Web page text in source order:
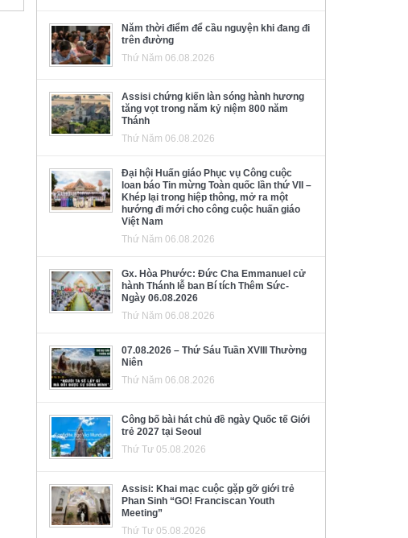
Năm thời điểm để cầu nguyện khi đang đi
trên đường
Thứ Năm 06.08.2026
Assisi chứng kiến làn sóng hành hương
tăng vọt trong năm kỷ niệm 800 năm
Thánh
Thứ Năm 06.08.2026
Đại hội Huấn giáo Phục vụ Công cuộc
loan báo Tin mừng Toàn quốc lần thứ VII –
Khép lại trong hiệp thông, mở ra một
hướng đi mới cho công cuộc huấn giáo
Việt Nam
Thứ Năm 06.08.2026
Gx. Hòa Phước: Đức Cha Emmanuel cử
hành Thánh lễ ban Bí tích Thêm Sức-
Ngày 06.08.2026
Thứ Năm 06.08.2026
07.08.2026 – Thứ Sáu Tuần XVIII Thường
Niên
Thứ Năm 06.08.2026
Công bố bài hát chủ đề ngày Quốc tế Giới
trẻ 2027 tại Seoul
Thứ Tư 05.08.2026
Assisi: Khai mạc cuộc gặp gỡ giới trẻ
Phan Sinh “GO! Franciscan Youth
Meeting”
Thứ Tư 05.08.2026